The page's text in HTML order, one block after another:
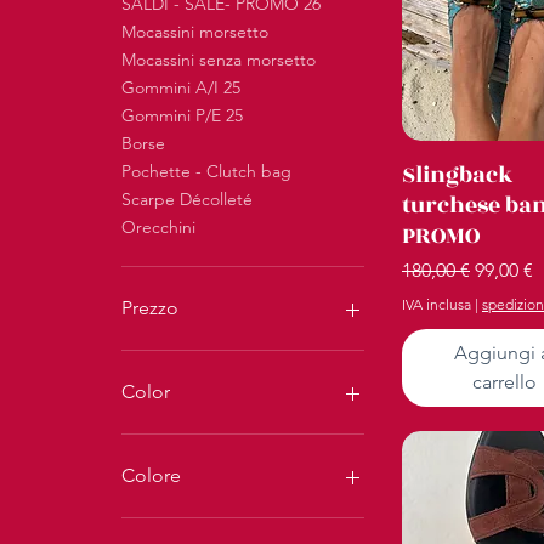
Mocassini morsetto
Mocassini senza morsetto
Gommini A/I 25
Gommini P/E 25
Borse
Pochette - Clutch bag
Scarpe Décolleté
Orecchini
Prezzo
Color
Colore
Vista
Slingback
turchese
PROMO
Prezzo regolare
180,00 € Prezzo
99,00 €
IVA inclusa |
Aggiungi
carrello